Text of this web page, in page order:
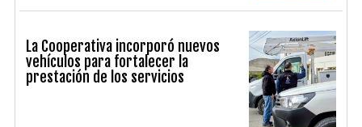
La Cooperativa incorporó nuevos
vehículos para fortalecer la
prestación de los servicios